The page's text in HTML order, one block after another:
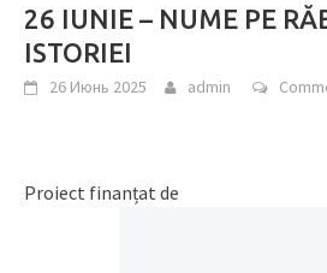
26 IUNIE – NUME PE
ISTORIEI
26 Июнь 2025 admin
Proiect finanțat de